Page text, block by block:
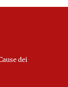
dei